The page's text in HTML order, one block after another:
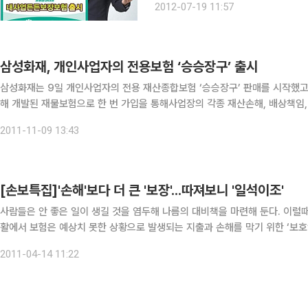
입을 통해 사업장의 각종 재산손해,
2012-07-19 11:57
삼성화재, 개인사업자의 전용보험 ‘승승장구’ 출시
삼성화재는 9일 개인사업자의 전용 재산종합보험 ‘승승장구’ 판매를 시작했고 밝혔다. 이 상품은 위험대비에 취약한 중소
해 개발된 재물보험으로 한 번 가입을 통해사업장의 각종 재산손해, 배상책
2011-11-09 13:43
[손보특집]'손해'보다 더 큰 '보장'...따져보니 '일석이조'
사람들은 안 좋은 일이 생길 것을 염두해 나름의 대비책을 마련해 둔다. 이럴때 흔히
활에서 보험은 예상치 못한 상황으로 발생되는 지출과 손해를 막기 위한 ‘보호’의 역할을 담당하고 있
2011-04-14 11:22